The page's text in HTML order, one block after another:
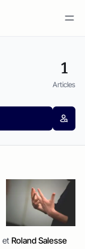
1
Articles
et Roland Salesse